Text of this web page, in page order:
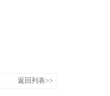
返回列表>>